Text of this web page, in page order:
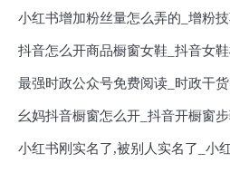
小红书增加粉丝量怎么弄的_增粉
抖音怎么开商品橱窗女鞋_抖音女
最强时政公众号免费阅读_时政干
幺妈抖音橱窗怎么开_抖音开橱窗
小红书刚实名了,被别人实名了_小